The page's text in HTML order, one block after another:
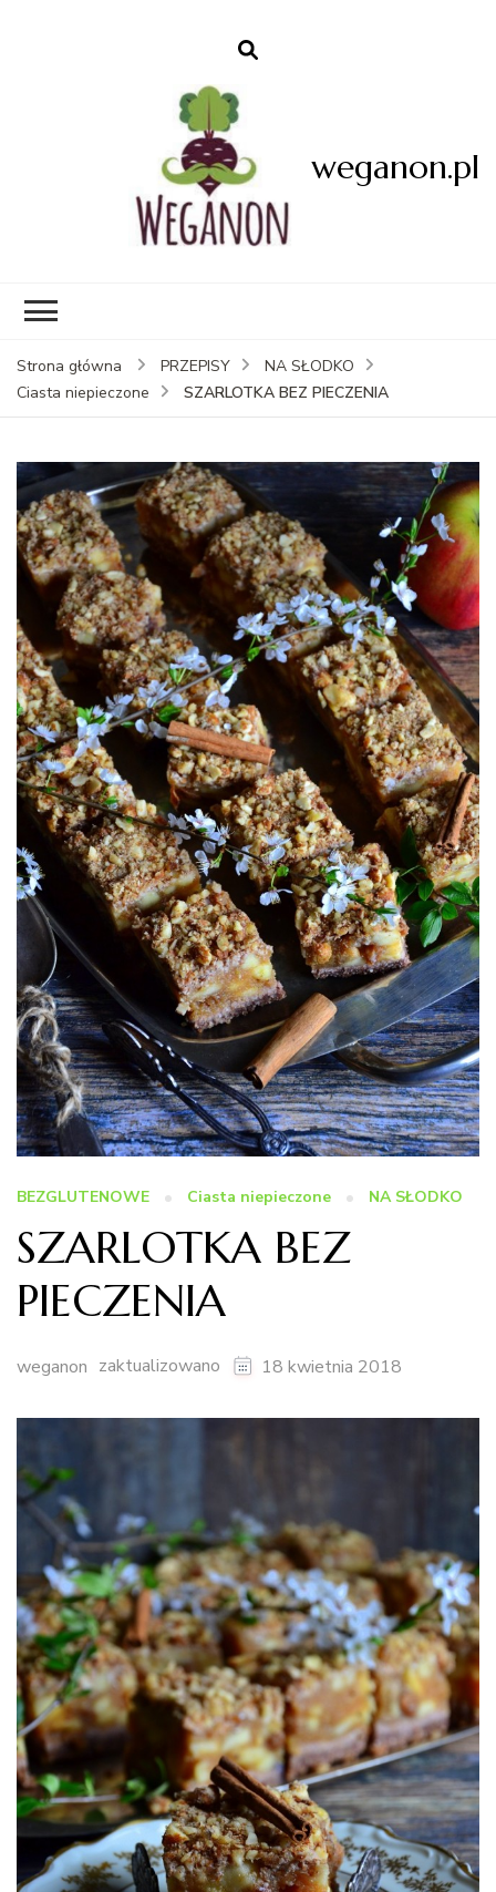
weganon.pl
Strona główna PRZEPISY
NA SŁODKO
Ciasta niepieczone
SZARLOTKA BEZ PIECZENIA
BEZGLUTENOWE Ciasta niepieczone NA SŁODKO
SZARLOTKA BEZ
PIECZENIA
weganon zaktualizowano 18 kwietnia 2018